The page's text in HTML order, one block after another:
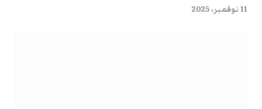
11 نوفمبر، 2025